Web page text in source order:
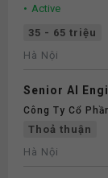
Active
35 - 65 triệu
Hà Nội
Senior AI
Công Ty Cổ
Thoả thuận
Hà Nội